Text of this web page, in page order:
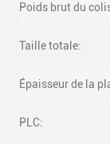
Poids brut du
Taille totale:
Épaisseur de la
PLC: